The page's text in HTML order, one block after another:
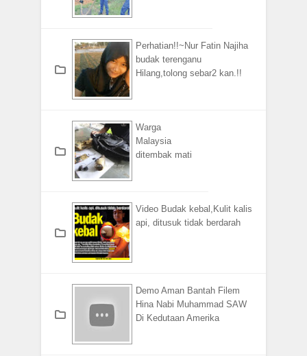
Perhatian!!~Nur Fatin Najiha
budak terenganu
Hilang,tolong sebar2 kan.!!
Warga
Malaysia
ditembak mati
Video Budak kebal,Kulit kalis
api, ditusuk tidak berdarah
Demo Aman Bantah Filem
Hina Nabi Muhammad SAW
Di Kedutaan Amerika